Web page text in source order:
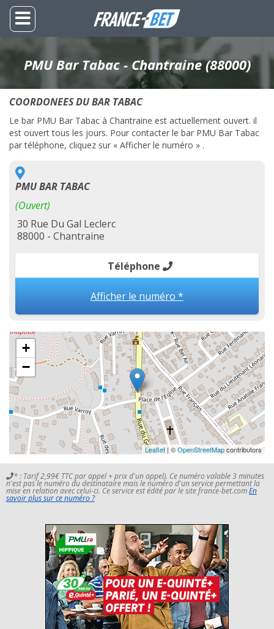
PMU Bar Tabac - Chantraine (88000)
COORDONEES DU BAR TABAC
Le bar PMU Bar Tabac à Chantraine est actuellement ouvert. il
est ouvert tous les jours. Pour contacter le bar PMU Bar Tabac
par téléphone, cliquez sur « Afficher le numéro » .
PMU BAR TABAC
(Ouvert)
30 Rue Du Gal Leclerc
88000 - Chantraine
Téléphone
Afficher le numéro *
+
−
Leaflet | ©OpenStreetMapcontributors
* : Tarif 2,99€ TTC par appel + prix d'un appel). Ce numéro valable 3 minutes
n'est pas le numéro du destinataire mais le numéro d'un service permettant la
mise en relation avec celui-ci. Ce service est édité par le site france-bet.comEn
savoir plus sur ce numéro ?